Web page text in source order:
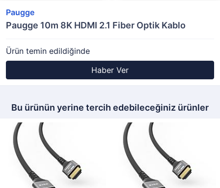
Paugge
Paugge 10m 8K HDMI 2.1 Fiber Optik Kablo
Ürün temin edildiğinde
Haber Ver
Bu ürünün yerine tercih edebileceğiniz ürünler